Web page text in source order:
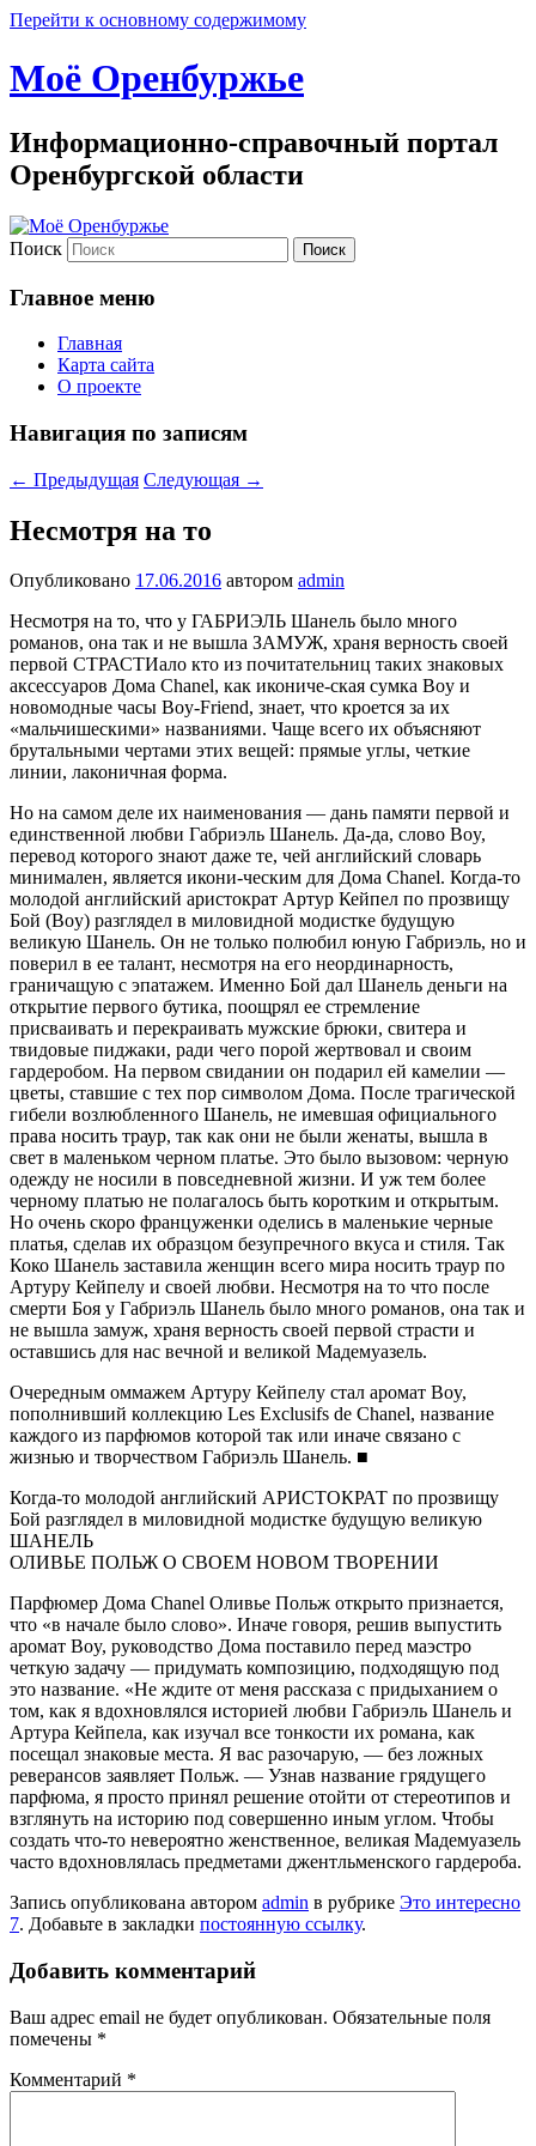
Перейти к основному содержимому
Моё Оренбуржье
Информационно-справочный портал
Оренбургской области
Поиск
Главное меню
Главная
Карта сайта
О проекте
Навигация по записям
← Предыдущая Следующая →
Несмотря на то
Опубликовано 17.06.2016 автором admin
Несмотря на то, что у ГАБРИЭЛЬ Шанель было много
романов, она так и не вышла ЗАМУЖ, храня верность своей
первой СТРАСТИало кто из почитательниц таких знаковых
аксессуаров Дома Chanel, как икониче-ская сумка Boy и
новомодные часы Boy-Friend, знает, что кроется за их
«мальчишескими» названиями. Чаще всего их объясняют
брутальными чертами этих вещей: прямые углы, четкие
линии, лаконичная форма.
Но на самом деле их наименования — дань памяти первой и
единственной любви Габриэль Шанель. Да-да, слово Boy,
перевод которого знают даже те, чей английский словарь
минимален, является икони-ческим для Дома Chanel. Когда-то
молодой английский аристократ Артур Кейпел по прозвищу
Бой (Boy) разглядел в миловидной модистке будущую
великую Шанель. Он не только полюбил юную Габриэль, но и
поверил в ее талант, несмотря на его неординарность,
граничащую с эпатажем. Именно Бой дал Шанель деньги на
открытие первого бутика, поощрял ее стремление
присваивать и перекраивать мужские брюки, свитера и
твидовые пиджаки, ради чего порой жертвовал и своим
гардеробом. На первом свидании он подарил ей камелии —
цветы, ставшие с тех пор символом Дома. После трагической
гибели возлюбленного Шанель, не имевшая официального
права носить траур, так как они не были женаты, вышла в
свет в маленьком черном платье. Это было вызовом: черную
одежду не носили в повседневной жизни. И уж тем более
черному платью не полагалось быть коротким и открытым.
Но очень скоро француженки оделись в маленькие черные
платья, сделав их образцом безупречного вкуса и стиля. Так
Коко Шанель заставила женщин всего мира носить траур по
Артуру Кейпелу и своей любви. Несмотря на то что после
смерти Боя у Габриэль Шанель было много романов, она так и
не вышла замуж, храня верность своей первой страсти и
оставшись для нас вечной и великой Мадемуазель.
Очередным оммажем Артуру Кейпелу стал аромат Boy,
пополнивший коллекцию Les Exclusifs de Chanel, название
каждого из парфюмов которой так или иначе связано с
жизнью и творчеством Габриэль Шанель. ■
Когда-то молодой английский АРИСТОКРАТ по прозвищу
Бой разглядел в миловидной модистке будущую великую
ШАНЕЛЬ
ОЛИВЬЕ ПОЛЬЖ О СВОЕМ НОВОМ ТВОРЕНИИ
Парфюмер Дома Chanel Оливье Польж открыто признается,
что «в начале было слово». Иначе говоря, решив выпустить
аромат Boy, руководство Дома поставило перед маэстро
четкую задачу — придумать композицию, подходящую под
это название. «Не ждите от меня рассказа с придыханием о
том, как я вдохновлялся историей любви Габриэль Шанель и
Артура Кейпела, как изучал все тонкости их романа, как
посещал знаковые места. Я вас разочарую, — без ложных
реверансов заявляет Польж. — Узнав название грядущего
парфюма, я просто принял решение отойти от стереотипов и
взглянуть на историю под совершенно иным углом. Чтобы
создать что-то невероятно женственное, великая Мадемуазель
часто вдохновлялась предметами джентльменского гардероба.
Запись опубликована автором admin в рубрике Это интересно
7. Добавьте в закладки постоянную ссылку.
Добавить комментарий
Ваш адрес email не будет опубликован. Обязательные поля
помечены *
Комментарий *